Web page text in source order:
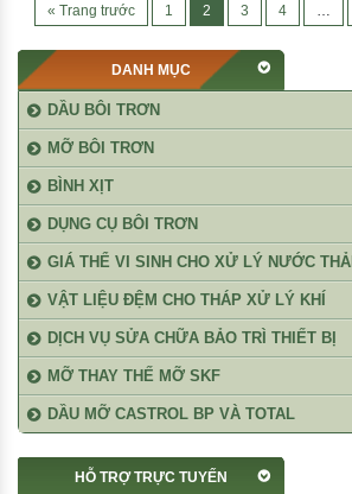
« Trang trước
1 2 3 4 …
DANH MỤC
DẦU BÔI TRƠN
MỠ BÔI TRƠN
BÌNH XỊT
DỤNG CỤ BÔI TRƠN
GIÁ THỂ VI SINH CHO XỬ LÝ NƯỚC THẢI
VẬT LIỆU ĐỆM CHO THÁP XỬ LÝ KHÍ
DỊCH VỤ SỬA CHỮA BẢO TRÌ THIẾT BỊ
MỠ THAY THẾ MỠ SKF
DẦU MỠ CASTROL BP VÀ TOTAL
HỖ TRỢ TRỰC TUYẾN